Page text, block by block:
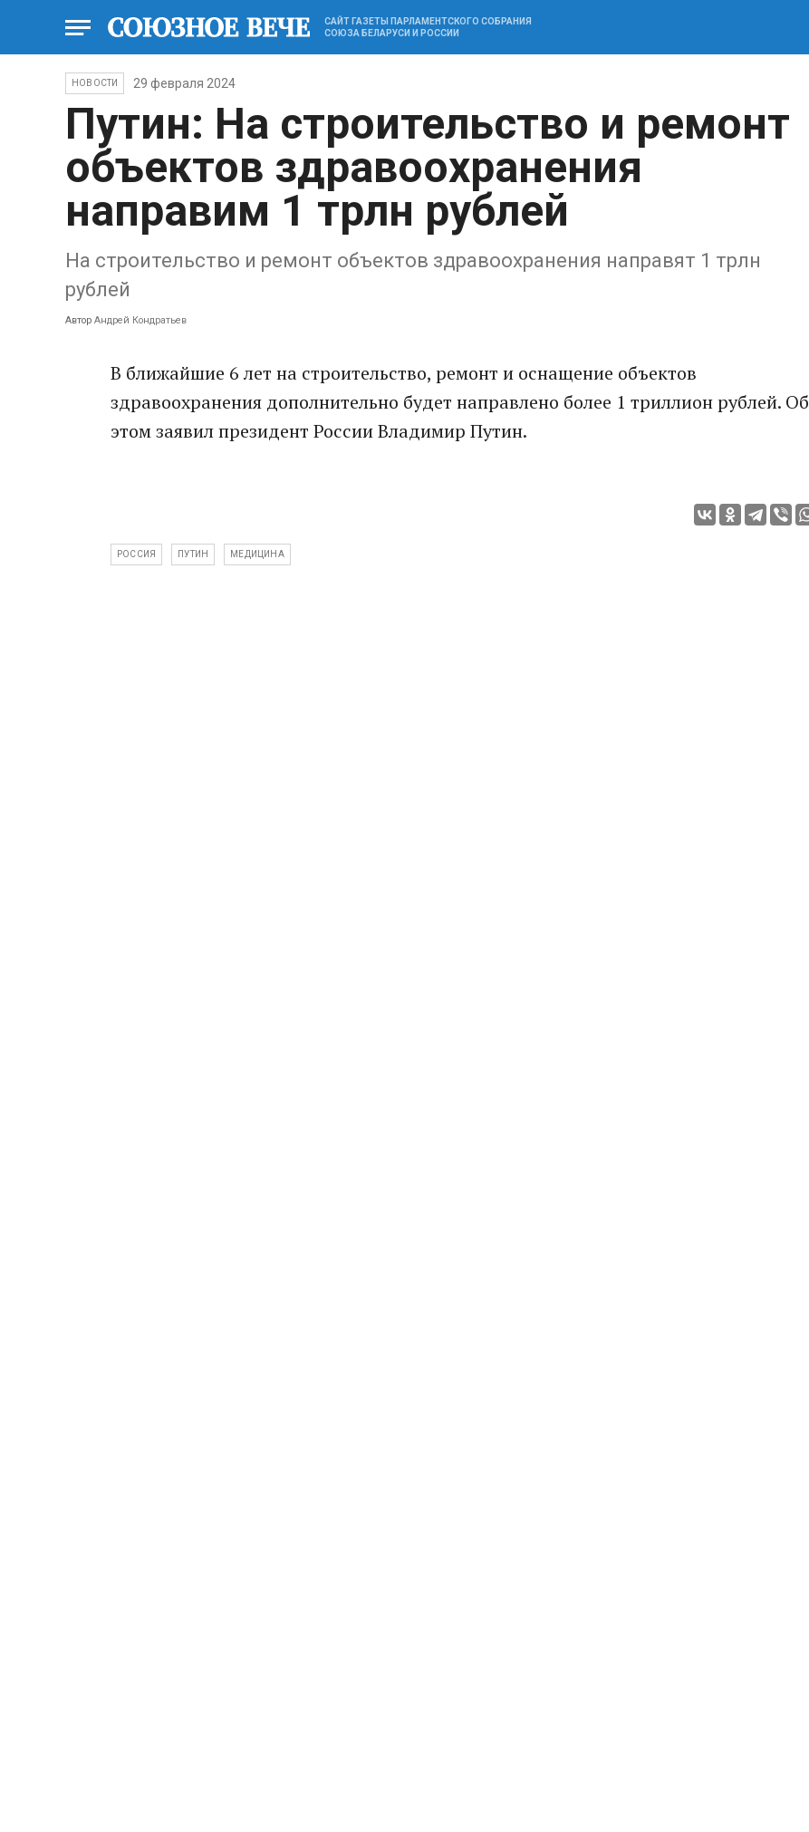
САЙТ ГАЗЕТЫ ПАРЛАМЕНТСКОГО СОБРАНИЯ
СОЮЗА БЕЛАРУСИ И РОССИИ
НОВОСТИ 29 февраля 2024
Путин: На строительство и ремонт
объектов здравоохранения
направим 1 трлн рублей
На строительство и ремонт объектов здравоохранения направят 1 трлн
рублей
Автор Андрей Кондратьев
В ближайшие 6 лет на строительство, ремонт и оснащение объектов
здравоохранения дополнительно будет направлено более 1 триллион рублей. Об
этом заявил президент России Владимир Путин.
РОССИЯ ПУТИН МЕДИЦИНА